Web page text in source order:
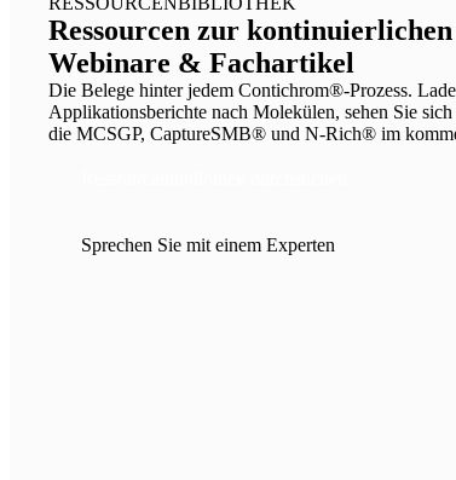
Ressourcen zur
Webinare & Fachartikel
Die Belege hinter jedem Contichrom®-Prozess.
Applikationsberichte nach Molekülen, sehen Sie
die MCSGP, CaptureSMB® und N-Rich® im
Sprechen Sie mit einem Experten